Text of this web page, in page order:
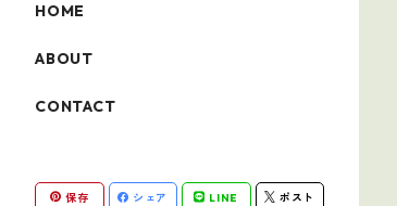
HOME
ABOUT
CONTACT
保存 シェア LINE ポスト